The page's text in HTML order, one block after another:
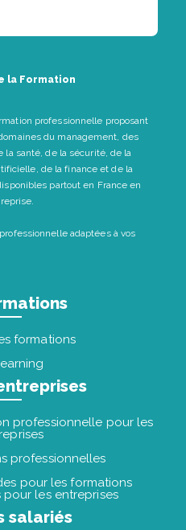
la Formation
professionnelle proposant
du management, des
la santé, de la sécurité, de la
de la finance et de la
partout en France en
adaptées à vos
formations
professionnelle pour les
professionnelles
pour les formations
les entreprises
salariés